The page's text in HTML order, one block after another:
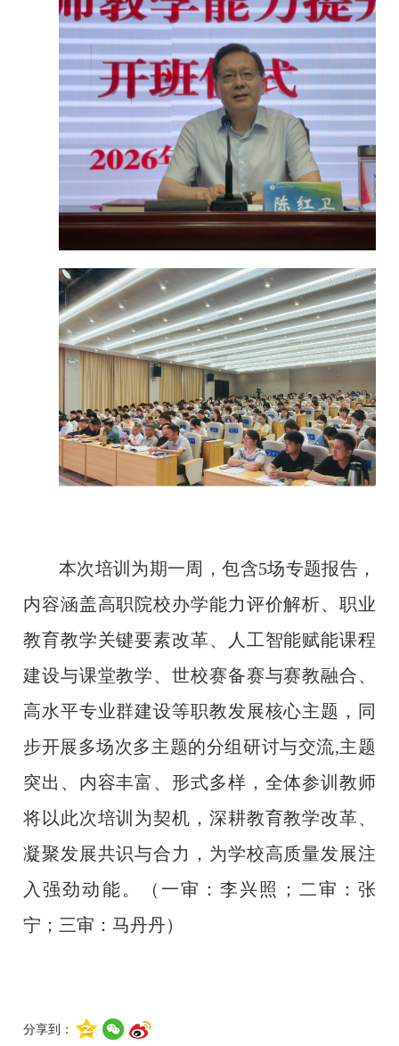
本次培训为期一周，包含5场专题报告，
内容涵盖高职院校办学能力评价解析、职业
教育教学关键要素改革、人工智能赋能课程
建设与课堂教学、世校赛备赛与赛教融合、
高水平专业群建设等职教发展核心主题，同
步开展多场次多主题的分组研讨与交流,主题
突出、内容丰富、形式多样，全体参训教师
将以此次培训为契机，深耕教育教学改革、
凝聚发展共识与合力，为学校高质量发展注
入强劲动能。
（一审：李兴照；二审：张
宁；三审：马丹丹）
分享到：